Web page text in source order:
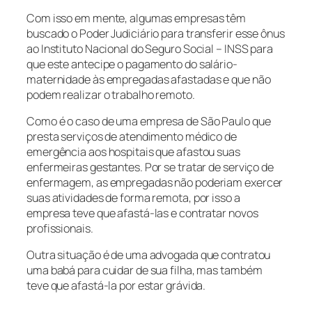
Com isso em mente, algumas empresas têm
buscado o Poder Judiciário para transferir esse ônus
ao Instituto Nacional do Seguro Social – INSS para
que este antecipe o pagamento do salário-
maternidade às empregadas afastadas e que não
podem realizar o trabalho remoto.
Como é o caso de uma empresa de São Paulo que
presta serviços de atendimento médico de
emergência aos hospitais que afastou suas
enfermeiras gestantes. Por se tratar de serviço de
enfermagem, as empregadas não poderiam exercer
suas atividades de forma remota, por isso a
empresa teve que afastá-las e contratar novos
profissionais.
Outra situação é de uma advogada que contratou
uma babá para cuidar de sua filha, mas também
teve que afastá-la por estar grávida.